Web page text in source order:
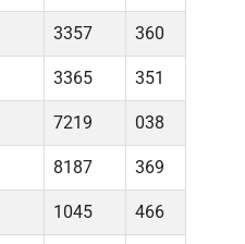
3357 360
3365 351
7219 038
8187 369
1045 466